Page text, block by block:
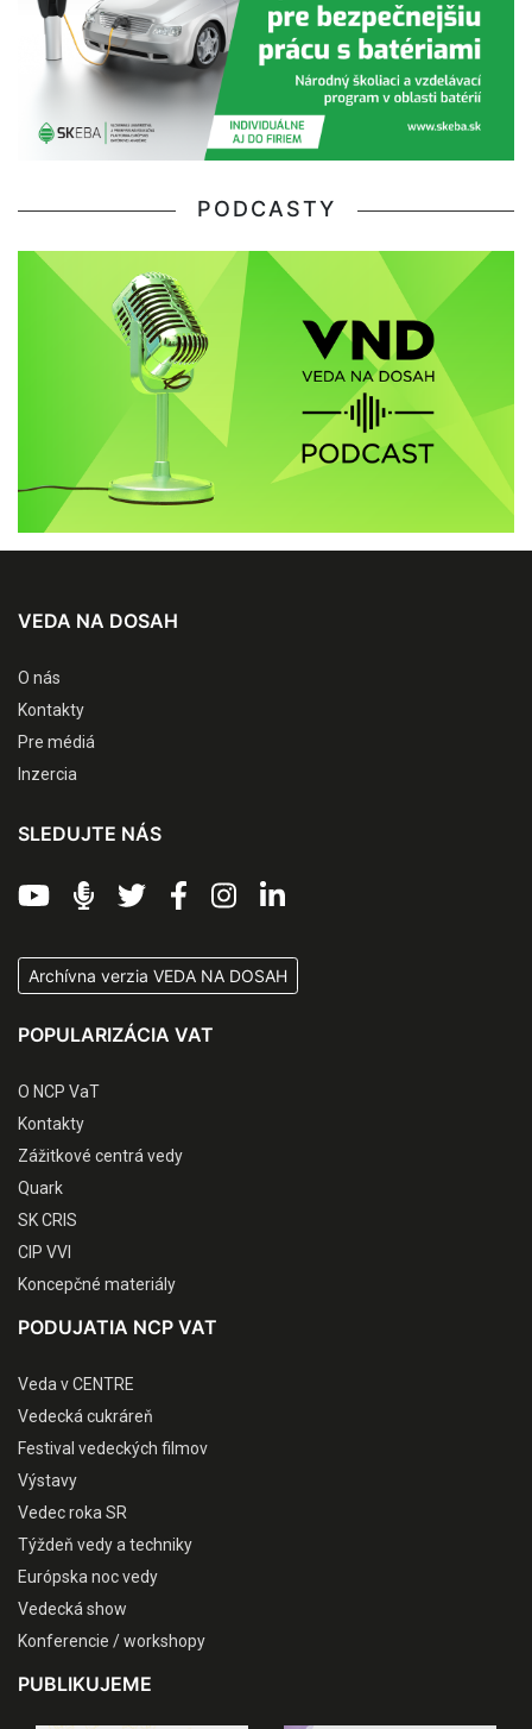
PODCASTY
VEDA NA DOSAH
O nás
Kontakty
Pre médiá
Inzercia
SLEDUJTE NÁS
Archívna verzia VEDA NA DOSAH
POPULARIZÁCIA VAT
O NCP VaT
Kontakty
Zážitkové centrá vedy
Quark
SK CRIS
CIP VVI
Koncepčné materiály
PODUJATIA NCP VAT
Veda v CENTRE
Vedecká cukráreň
Festival vedeckých filmov
Výstavy
Vedec roka SR
Týždeň vedy a techniky
Európska noc vedy
Vedecká show
Konferencie / workshopy
PUBLIKUJEME